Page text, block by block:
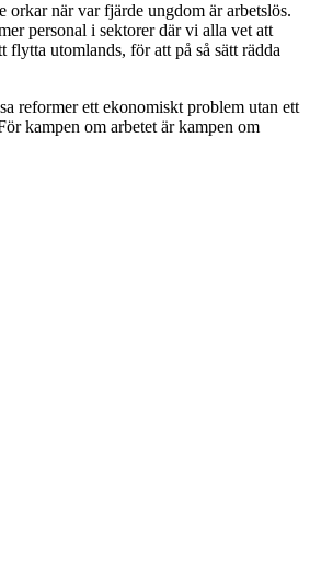
när var fjärde ungdom är arbetslös.
personal i sektorer där vi alla vet att
utomlands, för att på så sätt rädda
reformer ett ekonomiskt problem utan ett
kampen om arbetet är kampen om